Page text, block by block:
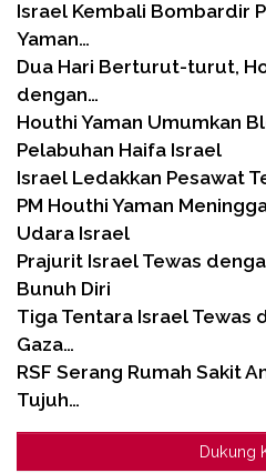
Israel Kembali Bombardir
Yaman…
Dua Hari Berturut-turut,
dengan…
Houthi Yaman Umumkan
Pelabuhan Haifa Israel
Israel Ledakkan Pesawat
PM Houthi Yaman
Udara Israel
Prajurit Israel Tewas
Bunuh Diri
Tiga Tentara Israel Tewas
Gaza…
RSF Serang Rumah Sakit
Tujuh…
Dukung